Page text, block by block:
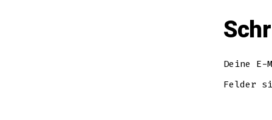
Deine
Felder